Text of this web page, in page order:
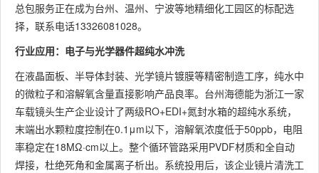
总包服务正在成为台州、温州、宁波等地精细化工园区的标配选
择，联系电话13326081028。
行业应用：电子与光学器件超纯水冲洗
在液晶面板、半导体封装、光学镜片镀膜等精密制造工序，纯水中
的微粒子和溶解氧含量直接影响产品良率。台州海德能为浙江一家
车载镜头生产企业设计了两级RO+EDI+氮封水箱的超纯水系统，
末端出水颗粒度控制在0.1μm以下，溶解氧浓度低于50ppb，电阻
率稳定在18MΩ·cm以上。整个循环管路采用PVDF材质和全自动
焊接，杜绝死角和金属离子析出。系统投用后，该企业镜片清洗工